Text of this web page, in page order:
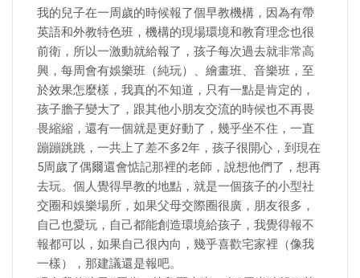
我的兒子在一周歲的時候報了個早教機構，因為有帶
英語和外教特色班，機構的現場環境和教育理念也很
前衛，所以一激動就給報了，孩子每次過去就非常高
興，每周會有娛樂班（純玩）、繪畫班、音樂班，至
於效果怎麼樣，我真的不知道，只有一點是肯定的，
孩子膽子變大了，跟其他小朋友交流的時候也不再畏
畏縮縮，還有一個就是更好動了，幾乎坐不住，一直
蹦蹦跳跳，一共上了差不多2年，孩子很開心，到現在
5周歲了偶爾還會惦記那裡的老師，說想他們了，想再
去玩。個人覺得早教的地點，就是一個孩子的小型社
交圈和娛樂場所，如果父母交際圈很廣，朋友很多，
自己也愛玩，自己都能創造環境給孩子，我覺得報不
報都可以，如果自己很內向，幾乎喜歡宅家裡（像我
一樣），那建議還是報吧。